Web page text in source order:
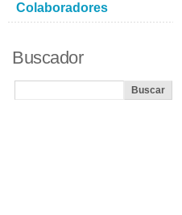
Colaboradores
Buscador